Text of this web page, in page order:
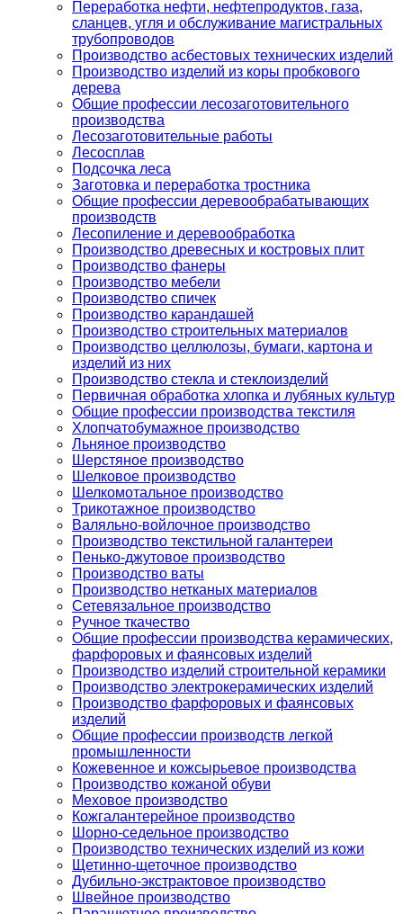
Переработка нефти, нефтепродуктов, газа,
сланцев, угля и обслуживание магистральных
трубопроводов
Производство асбестовых технических изделий
Производство изделий из коры пробкового
дерева
Общие профессии лесозаготовительного
производства
Лесозаготовительные работы
Лесосплав
Подсочка леса
Заготовка и переработка тростника
Общие профессии деревообрабатывающих
производств
Лесопиление и деревообработка
Производство древесных и костровых плит
Производство фанеры
Производство мебели
Производство спичек
Производство карандашей
Производство строительных материалов
Производство целлюлозы, бумаги, картона и
изделий из них
Производство стекла и стеклоизделий
Первичная обработка хлопка и лубяных культур
Общие профессии производства текстиля
Хлопчатобумажное производство
Льняное производство
Шерстяное производство
Шелковое производство
Шелкомотальное производство
Трикотажное производство
Валяльно-войлочное производство
Производство текстильной галантереи
Пенько-джутовое производство
Производство ваты
Производство нетканых материалов
Сетевязальное производство
Ручное ткачество
Общие профессии производства керамических,
фарфоровых и фаянсовых изделий
Производство изделий строительной керамики
Производство электрокерамических изделий
Производство фарфоровых и фаянсовых
изделий
Общие профессии производств легкой
промышленности
Кожевенное и кожсырьевое производства
Производство кожаной обуви
Меховое производство
Кожгалантерейное производство
Шорно-седельное производство
Производство технических изделий из кожи
Щетинно-щеточное производство
Дубильно-экстрактовое производство
Швейное производство